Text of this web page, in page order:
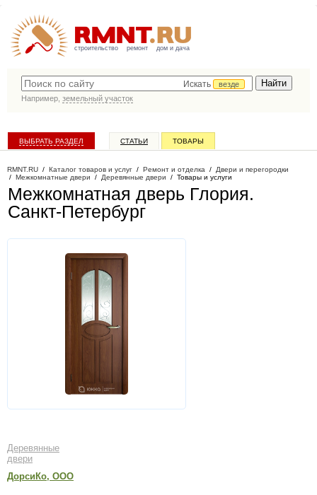
строительство ремонт дом и дача
Искать
везде
Например, земельный участок
ВЫБРАТЬ РАЗДЕЛ СТАТЬИ ТОВАРЫ
RMNT.RU / Каталог товаров и услуг / Ремонт и отделка / Двери и перегородки
/ Межкомнатные двери / Деревянные двери / Товары и услуги
Межкомнатная дверь Глория.
Санкт-Петербург
Деревянные
двери
ДорсиКо, ООО